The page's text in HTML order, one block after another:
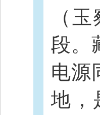
（
段。
电源
地，